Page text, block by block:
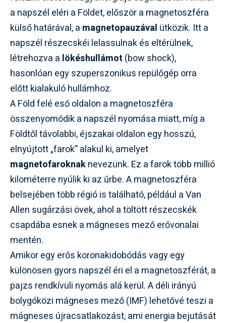
a napszél eléri a Földet, először a magnetoszféra
külső határával, a magnetopauzával ütközik. Itt a
napszél részecskéi lelassulnak és eltérülnek,
létrehozva a lökéshullámot (bow shock),
hasonlóan egy szuperszonikus repülőgép orra
előtt kialakuló hullámhoz.
A Föld felé eső oldalon a magnetoszféra
összenyomódik a napszél nyomása miatt, míg a
Földtől távolabbi, éjszakai oldalon egy hosszú,
elnyújtott „farok” alakul ki, amelyet
magnetofaroknaknevezünk. Ez a farok több millió
kilométerre nyúlik ki az űrbe. A magnetoszféra
belsejében több régió is található, például a Van
Allen sugárzási övek, ahol a töltött részecskék
csapdába esnek a mágneses mező erővonalai
mentén.
Amikor egy erős koronakidobódás vagy egy
különösen gyors napszél éri el a magnetoszférát, a
pajzs rendkívüli nyomás alá kerül. A déli irányú
bolygóközi mágneses mező (IMF) lehetővé teszi a
mágneses újracsatlakozást, ami energia bejutását